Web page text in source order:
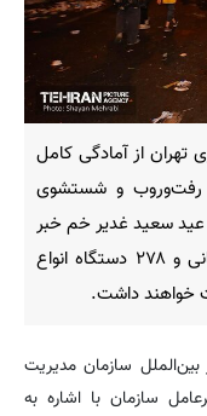
تهران از آمادگی کامل
رفت‌وروب و شستشوی
کیلومتری روز عید سعید غدیر خم خبر
داد و گفت: بیش از ۳۵۰۰ نفر نیروی انسانی و ۲۷۸ دستگاه انواع
خواهند داشت.
سازمان مدیریت
سازمان با اشاره به